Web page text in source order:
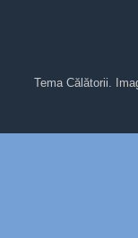
Tema Călătorii.